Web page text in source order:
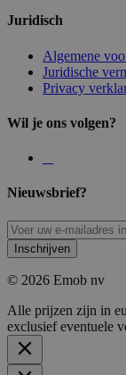
Juridisch
Algemene
Juridische
Privacy
Wil je ons volgen?
Nieuwsbrief?
Inschrijven
© 2026 Emob nv
Alle prijzen zijn in
exclusief eventuele